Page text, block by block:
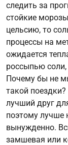
следить за
стойкие
цельсию, то
процессы на
ожидается
россыпью
Почему бы не
такой
лучший друг
поэтому лучше
вынужденно.
замшевая или